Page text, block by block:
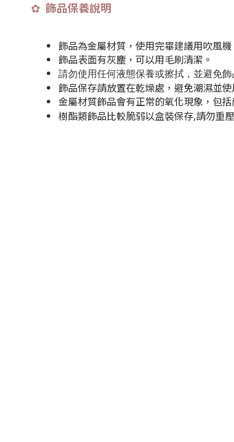
✿ 飾品保養說明
飾品為金屬材質，使用完畢建議用吹風
飾品表面有灰塵，可以用毛刷清潔。
請勿使用任何液態保養或擦拭，並避免
飾品保存請放置在乾燥處，避免潮濕並
金屬材質飾品會有正常的氧化現象，包
樹酯類飾品比較脆弱以盒裝保存,請勿重